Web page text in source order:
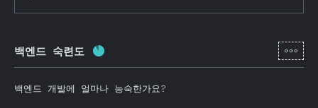
백엔드 숙련도 완료율: [ko-
백엔드 개발에 얼마나 능숙한가요?